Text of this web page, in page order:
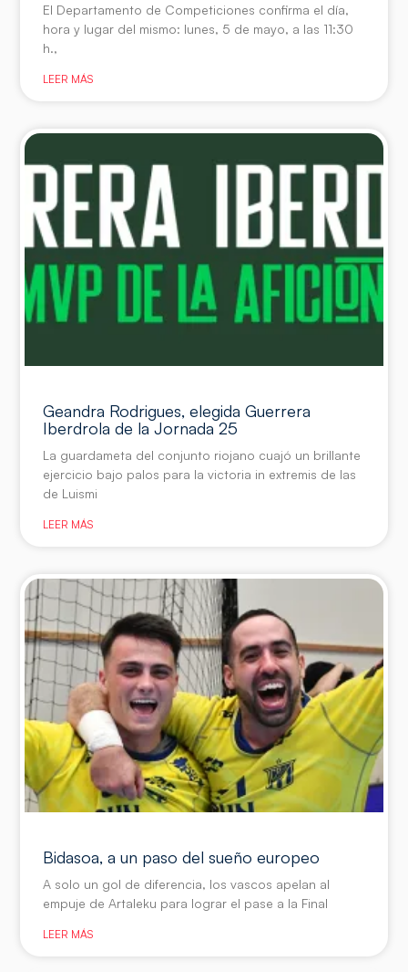
El Departamento de Competiciones confirma el día,
hora y lugar del mismo: lunes, 5 de mayo, a las 11:30
h.,
LEER MÁS
Geandra Rodrigues, elegida Guerrera
Iberdrola de la Jornada 25
La guardameta del conjunto riojano cuajó un brillante
ejercicio bajo palos para la victoria in extremis de las
de Luismi
LEER MÁS
Bidasoa, a un paso del sueño europeo
A solo un gol de diferencia, los vascos apelan al
empuje de Artaleku para lograr el pase a la Final
LEER MÁS